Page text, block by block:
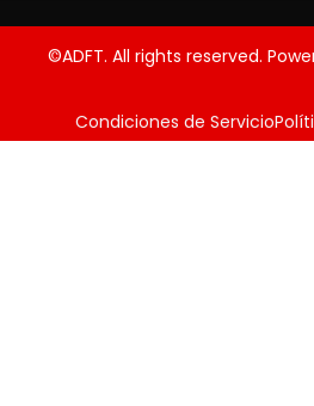
©ADFT. All rights reserved.
Condiciones de Servicio